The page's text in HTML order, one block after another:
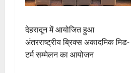
देहरादून में आयोजित हुआ
अंतरराष्ट्रीय ब्रिक्स अकादमिक मिड-
टर्म सम्मेलन का आयोजन